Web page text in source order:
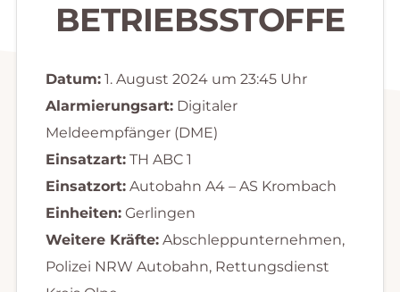
BETRIEBSSTOFFE
Datum:1. August 2024 um 23:45 Uhr
Alarmierungsart:Digitaler
Meldeempfänger (DME)
Einsatzart:TH ABC 1
Einsatzort:Autobahn A4 – AS Krombach
Einheiten:Gerlingen
Weitere Kräfte:Abschleppunternehmen,
Polizei NRW Autobahn, Rettungsdienst